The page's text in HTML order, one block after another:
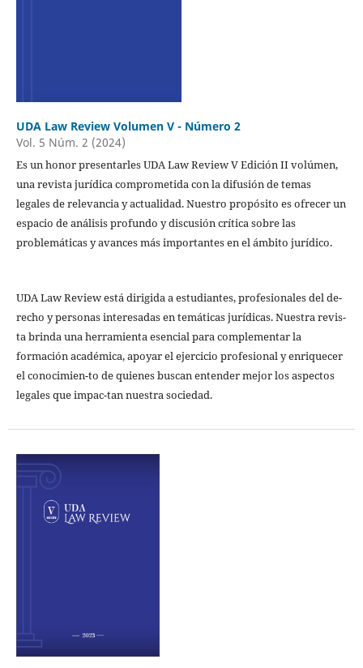
UDA Law Review Volumen V - Número 2
Vol. 5 Núm. 2 (2024)
Es un honor presentarles UDA Law Review V Edición II volúmen,
una revista jurídica comprometida con la difusión de temas
legales de relevancia y actualidad. Nuestro propósito es ofrecer un
espacio de análisis profundo y discusión crítica sobre las
problemáticas y avances más importantes en el ámbito jurídico.
UDA Law Review está dirigida a estudiantes, profesionales del de-
recho y personas interesadas en temáticas jurídicas. Nuestra revis-
ta brinda una herramienta esencial para complementar la
formación académica, apoyar el ejercicio profesional y enriquecer
el conocimien-to de quienes buscan entender mejor los aspectos
legales que impac-tan nuestra sociedad.